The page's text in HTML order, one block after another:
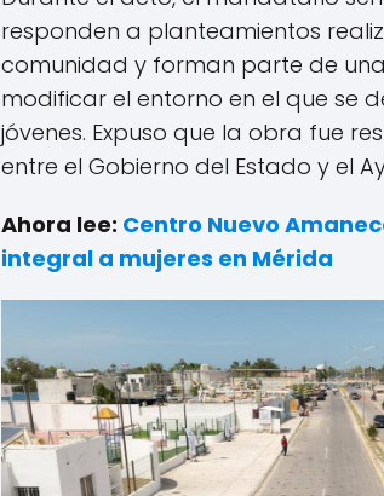
responden a planteamientos
comunidad y forman parte de
modificar el entorno en el que se
jóvenes. Expuso que la obra fue
entre el Gobierno del Estado y el
Ahora lee: Centro Nuevo
integral a mujeres en Mérida